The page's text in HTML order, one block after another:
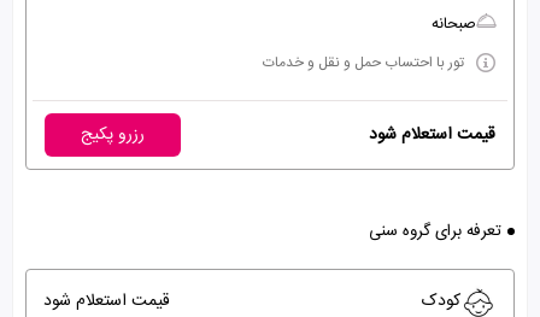
صبحانه
تور با احتساب حمل و نقل و خدمات
قیمت استعلام شود رزرو پکیج
تعرفه برای گروه سنی
کودک قیمت استعلام شود